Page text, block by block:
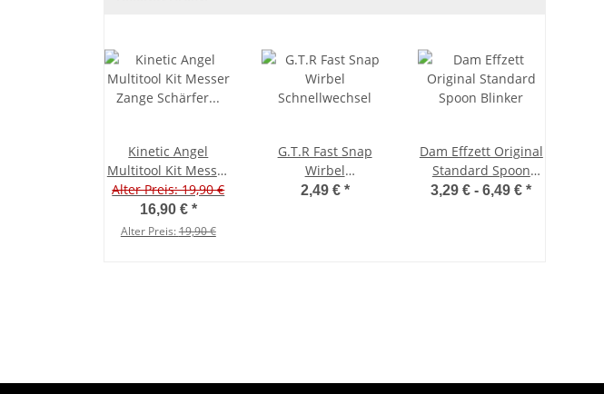
Kinetic Angel
Multitool Kit Messer
Zange Schärfer
Taschenlampe 5-
teilig
Alter Preis: 19,90 €
16,90 € *
Alter Preis:19,90 €
G.T.R Fast Snap
Wirbel
Schnellwechsel
2,49 € *
Dam Effzett Original
Standard Spoon
Blinker
3,29 € -6,49 €*